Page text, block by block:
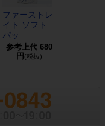
ファーストレ
イト ソフト
パッ...
参考上代 680
円 (税抜)